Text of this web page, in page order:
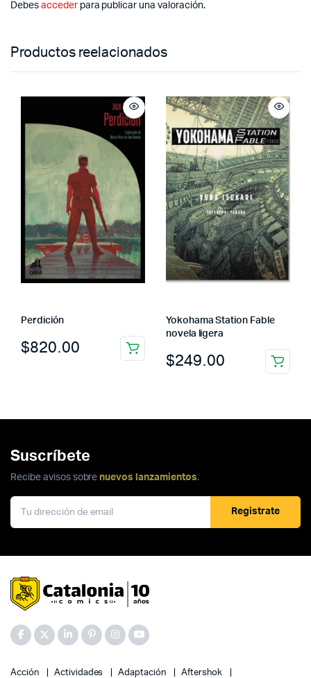
Debes accederpara publicar una valoración.
Productos reelacionados
Perdición
$820.00
Yokohama Station Fable
novela ligera
$249.00
Suscríbete
Recibe avisos sobre nuevos lanzamientos.
Registrate
Acción Actividades Adaptación
Aftershok